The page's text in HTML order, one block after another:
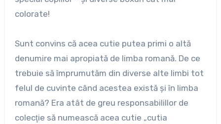
colorate!
Sunt convins că acea cutie putea primi o altă
denumire mai apropiată de limba romană. De ce
trebuie să împrumutăm din diverse alte limbi tot
felul de cuvinte când acestea există şi în limba
romană? Era atât de greu responsabilillor de
colecţie să numească acea cutie „cutia